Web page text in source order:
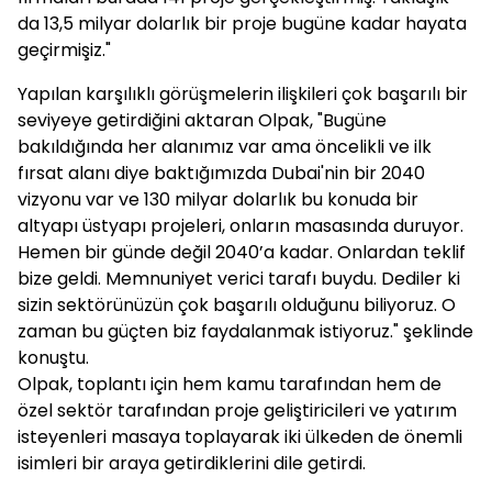
da 13,5 milyar dolarlık bir proje bugüne kadar hayata
geçirmişiz."
Yapılan karşılıklı görüşmelerin ilişkileri çok başarılı bir
seviyeye getirdiğini aktaran Olpak, "Bugüne
bakıldığında her alanımız var ama öncelikli ve ilk
fırsat alanı diye baktığımızda Dubai'nin bir 2040
vizyonu var ve 130 milyar dolarlık bu konuda bir
altyapı üstyapı projeleri, onların masasında duruyor.
Hemen bir günde değil 2040’a kadar. Onlardan teklif
bize geldi. Memnuniyet verici tarafı buydu. Dediler ki
sizin sektörünüzün çok başarılı olduğunu biliyoruz. O
zaman bu güçten biz faydalanmak istiyoruz." şeklinde
konuştu.
Olpak, toplantı için hem kamu tarafından hem de
özel sektör tarafından proje geliştiricileri ve yatırım
isteyenleri masaya toplayarak iki ülkeden de önemli
isimleri bir araya getirdiklerini dile getirdi.